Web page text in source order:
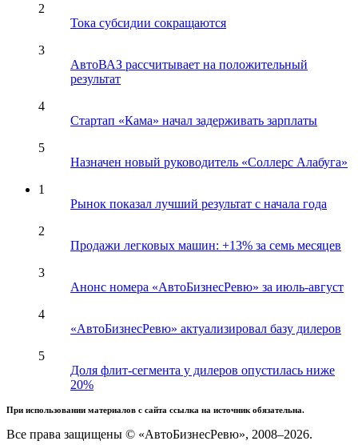
2
Тока субсидии сокращаются
3
АвтоВАЗ рассчитывает на положительный
результат
4
Стартап «Кама» начал задерживать зарплаты
5
Назначен новый руководитель «Соллерс Алабуга»
1
Рынок показал лучший результат с начала года
2
Продажи легковых машин: +13% за семь месяцев
3
Анонс номера «АвтоБизнесРевю» за июль-август
4
«АвтоБизнесРевю» актуализировал базу дилеров
5
Доля флит-сегмента у дилеров опустилась ниже
20%
При использовании материалов с сайта ссылка на источник обязательна.
Все права защищены © «АвтоБизнесРевю», 2008–2026.